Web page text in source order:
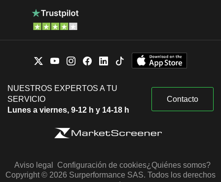
NUESTROS EXPERTOS A TU
SERVICIO
Lunes a viernes, 9-12 h y 14-18 h
Contacto
Aviso legal Configuración de cookies¿Quiénes somos?
Copyright © 2026 Surperformance SAS. Todos los derechos